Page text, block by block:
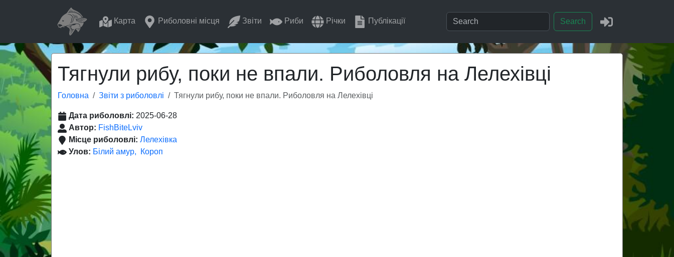
Карта Риболовні місця Звіти Риби Річки Публікації Search
Тягнули рибу, поки не впали. Риболовля на Лелехівці
Головна Звіти з риболовлі Тягнули рибу, поки не впали. Риболовля на Лелехівці
Дата риболовлі: 2025-06-28
Автор: FishBiteLviv
Місце риболовлі: Лелехівка
Улов: Білий амур Короп